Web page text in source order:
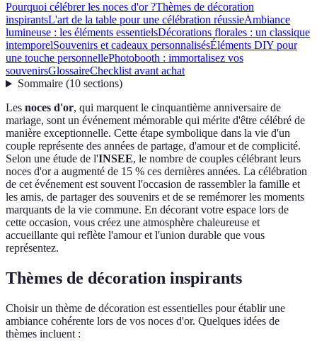
Pourquoi célébrer les noces d'or ?Thèmes de décoration
inspirantsL'art de la table pour une célébration réussieAmbiance
lumineuse : les éléments essentielsDécorations florales : un classique
intemporelSouvenirs et cadeaux personnalisésÉléments DIY pour
une touche personnellePhotobooth : immortalisez vos
souvenirsGlossaireChecklist avant achat
Sommaire(10 sections)
Les noces d'or, qui marquent le cinquantième anniversaire de
mariage, sont un événement mémorable qui mérite d'être célébré de
manière exceptionnelle. Cette étape symbolique dans la vie d'un
couple représente des années de partage, d'amour et de complicité.
Selon une étude de l'INSEE, le nombre de couples célébrant leurs
noces d'or a augmenté de 15 % ces dernières années. La célébration
de cet événement est souvent l'occasion de rassembler la famille et
les amis, de partager des souvenirs et de se remémorer les moments
marquants de la vie commune. En décorant votre espace lors de
cette occasion, vous créez une atmosphère chaleureuse et
accueillante qui reflète l'amour et l'union durable que vous
représentez.
Thèmes de décoration inspirants
Choisir un thème de décoration est essentielles pour établir une
ambiance cohérente lors de vos noces d'or. Quelques idées de
thèmes incluent :